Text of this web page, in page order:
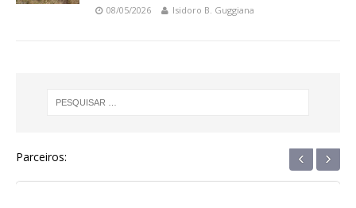
08/05/2026 Isidoro B. Guggiana
Parceiros: ‹ ›